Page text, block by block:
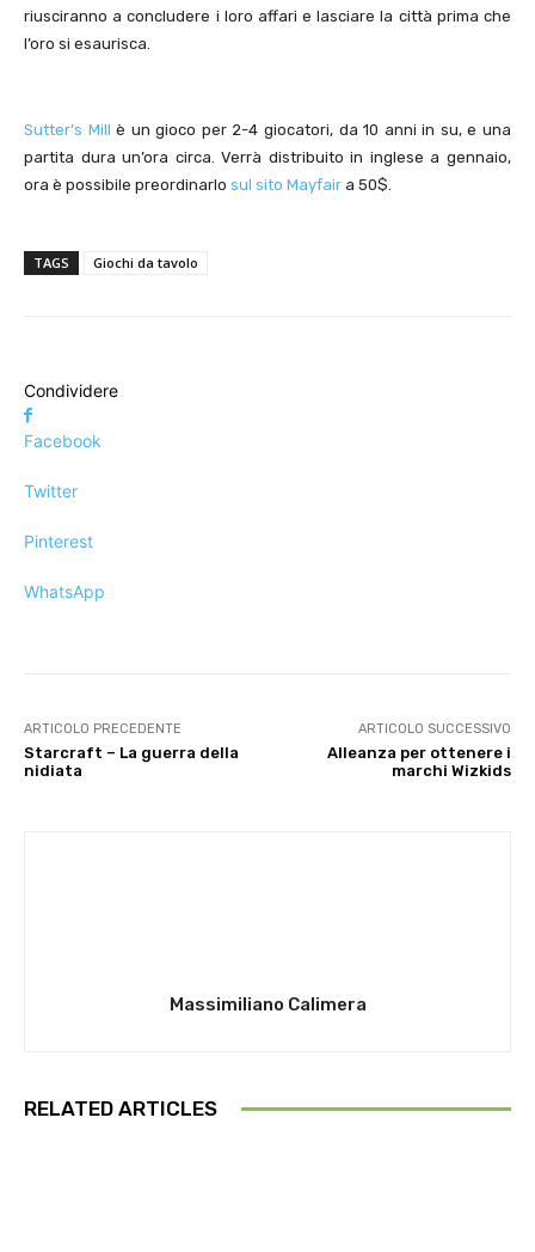
riusciranno a concludere i loro affari e lasciare la città prima che
l’oro si esaurisca.
Sutter’s Mill è un gioco per 2-4 giocatori, da 10 anni in su, e una
partita dura un’ora circa. Verrà distribuito in inglese a gennaio,
ora è possibile preordinarlo sul sito Mayfair a 50$.
TAGS Giochi da tavolo
Condividere
Facebook
Twitter
Pinterest
WhatsApp
ARTICOLO PRECEDENTE
Starcraft – La guerra della
nidiata
ARTICOLO SUCCESSIVO
Alleanza per ottenere i
marchi Wizkids
Massimiliano Calimera
RELATED ARTICLES